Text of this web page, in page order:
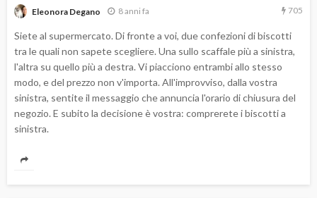
Eleonora Degano 8 anni fa 705
Siete al supermercato. Di fronte a voi, due confezioni di biscotti
tra le quali non sapete scegliere. Una sullo scaffale più a sinistra,
l'altra su quello più a destra. Vi piacciono entrambi allo stesso
modo, e del prezzo non v'importa. All'improvviso, dalla vostra
sinistra, sentite il messaggio che annuncia l'orario di chiusura del
negozio. E subito la decisione è vostra: comprerete i biscotti a
sinistra.